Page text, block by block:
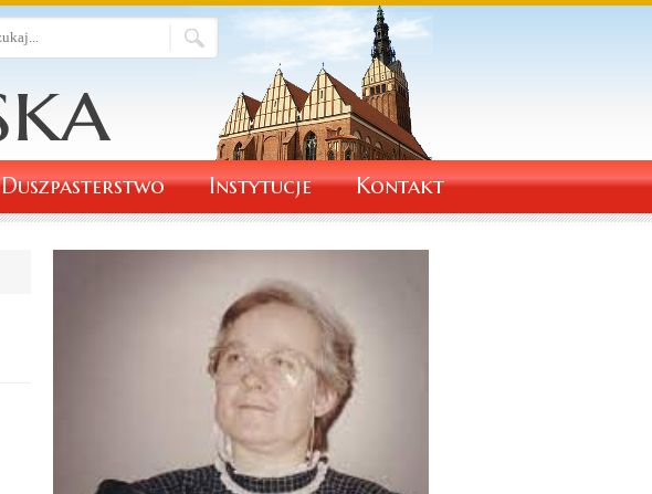
Duszpasterstwo Instytucje Kontakt